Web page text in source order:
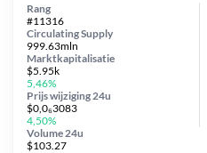
Circulating Supply
999.63mln
Prijs wijziging 24u
$0,0₆3083
4,50%
Marktkapitalisatie
$5.95k
5,46%
Volume 24u
$103.27
Rang
#11316